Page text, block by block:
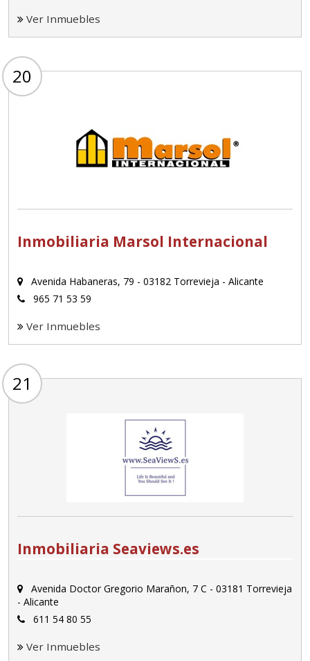
Ver Inmuebles
20
Inmobiliaria Marsol Internacional
Avenida Habaneras, 79 - 03182 Torrevieja - Alicante
965 71 53 59
Ver Inmuebles
21
Inmobiliaria Seaviews.es
Avenida Doctor Gregorio Marañon, 7 C - 03181 Torrevieja
- Alicante
611 54 80 55
Ver Inmuebles